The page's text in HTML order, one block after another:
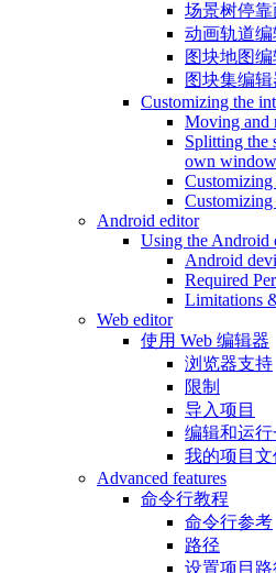
场景树停靠
动画轨道编
图块地图
图块集编辑
Customizing the
Moving and
Splitting the
own window
Customizing
Android editor
Using the Android
Android
Required
Limitations
Web editor
使用 Web 编辑器
浏览器支持
限制
导入项目
编辑和运行
我的项目文
Advanced features
命令行教程
命令行参考
路径
设置项目路